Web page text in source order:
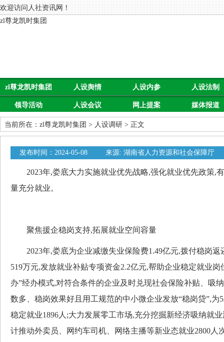
欢迎访问人社资讯网！
zl尊龙凯时集团
zl尊龙凯时集团 人设舆情 人设内参 人设法制
领导活动 人设会议 网上提案 媒体报道
当前所在： zl尊龙凯时集团 > 人设调研 > 正文
发布时间：2024-05-08 来源: 湖南省人力资源和社会保障厅
2023年,娄底大力实施就业优先战略,强化就业优先政策,
量充分就业。
聚焦援企稳岗支持,拓展就业空间容量
2023年,娄底为企业减缴失业保险费1.49亿元,拨付稳岗返
519万元,发放就业补贴专项资金2.2亿元,帮助企业稳定就业岗
办”经办模式,对符合条件的企业及时兑现社会保险补贴、吸
数多、稳岗效果好且用工规范的中小微企业发放“稳岗贷”,为
稳定就业1896人;大力发展零工市场,充分挖掘新经济吸纳就
计推动外卖员、网约车司机、网络主播等新业态就业2800人